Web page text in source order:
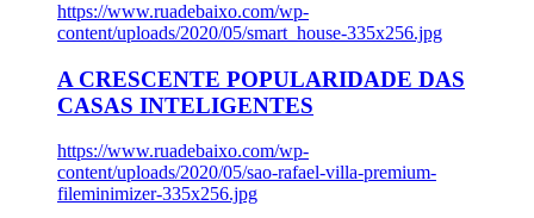
https://www.ruadebaixo.com/wp-
content/uploads/2020/05/smart_house-335x256.jpg
A CRESCENTE POPULARIDADE DAS
CASAS INTELIGENTES
https://www.ruadebaixo.com/wp-
content/uploads/2020/05/sao-rafael-villa-premium-
fileminimizer-335x256.jpg